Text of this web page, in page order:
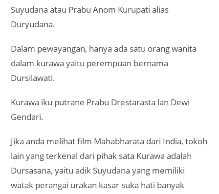
Suyudana atau Prabu Anom Kurupati alias
Duryudana.
Dalam pewayangan, hanya ada satu orang wanita
dalam kurawa yaitu perempuan bernama
Dursilawati.
Kurawa iku putrane Prabu Drestarasta lan Dewi
Gendari.
Jika anda melihat film Mahabharata dari India, tokoh
lain yang terkenal dari pihak sata Kurawa adalah
Dursasana, yaitu adik Suyudana yang memiliki
watak perangai urakan kasar suka hati banyak